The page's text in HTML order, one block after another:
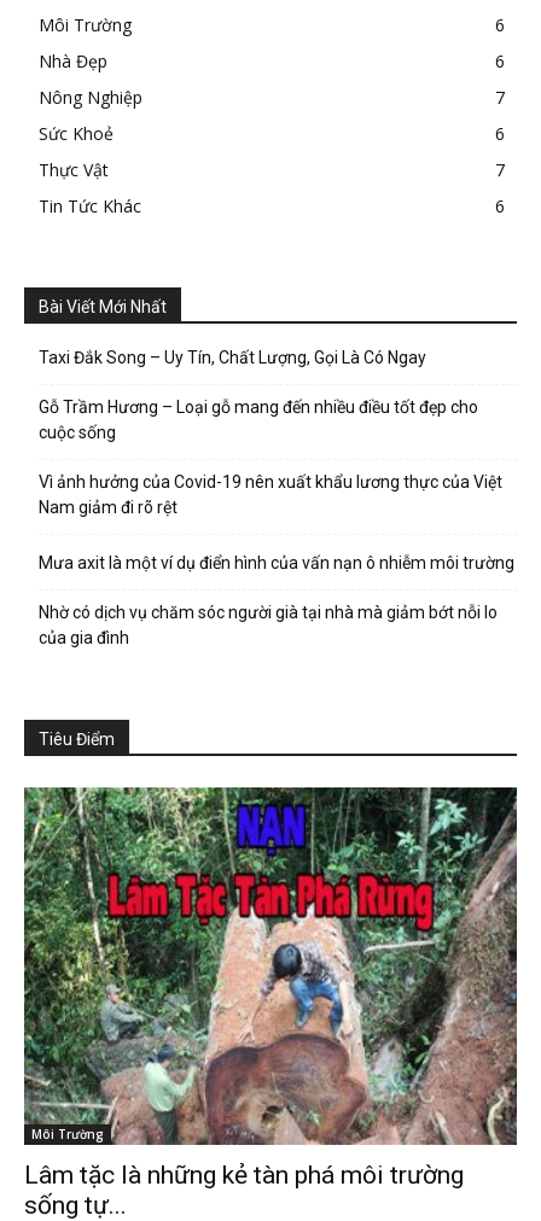
Môi Trường
6
Nhà Đẹp
6
Nông Nghiệp
7
Sức Khoẻ
6
Thực Vật
7
Tin Tức Khác
6
Bài Viết Mới Nhất
Taxi Đắk Song – Uy Tín, Chất Lượng, Gọi Là Có Ngay
Gỗ Trầm Hương – Loại gỗ mang đến nhiều điều tốt đẹp cho
cuộc sống
Vì ảnh hưởng của Covid-19 nên xuất khẩu lương thực của Việt
Nam giảm đi rõ rệt
Mưa axit là một ví dụ điển hình của vấn nạn ô nhiễm môi trường
Nhờ có dịch vụ chăm sóc người già tại nhà mà giảm bớt nỗi lo
của gia đình
Tiêu Điểm
Môi Trường
Lâm tặc là những kẻ tàn phá môi trường
sống tự...